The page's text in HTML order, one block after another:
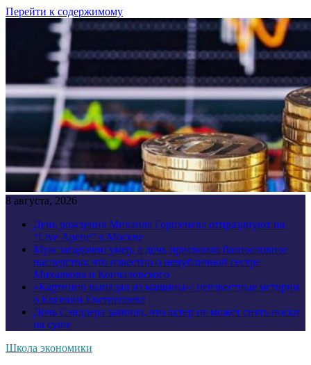
Перейти к содержимому
8 августа, 2026
День рождения Михаила Горшенева отпразднуют на
“Live Арене” в Москве
Муж загадочно умер, а дочь присвоила баснословное
наследство: что известно о непубличной сестре
Михалкова и Кончаловского
«Картинно выпадал из машины»: неизвестные истории
о Евгении Евстигнееве
Дочь Сэндлера заявила, что актер не может снять носки
на суше
Школа экономики